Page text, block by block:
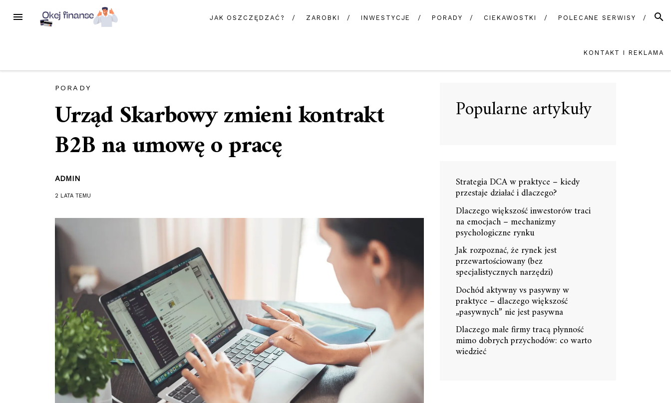
MENU
JAK OSZCZĘDZAĆ? ZAROBKI INWESTYCJE PORADY CIEKAWOSTKI POLECANE SERWISY
KONTAKT I REKLAMA
PORADY
Urząd Skarbowy zmieni kontrakt
B2B na umowę o pracę
ADMIN
2 LATA TEMU
Popularne artykuły
Strategia DCA w praktyce – kiedy
przestaje działać i dlaczego?
Dlaczego większość inwestorów traci
na emocjach – mechanizmy
psychologiczne rynku
Jak rozpoznać, że rynek jest
przewartościowany (bez
specjalistycznych narzędzi)
Dochód aktywny vs pasywny w
praktyce – dlaczego większość
„pasywnych” nie jest pasywna
Dlaczego małe firmy tracą płynność
mimo dobrych przychodów: co warto
wiedzieć